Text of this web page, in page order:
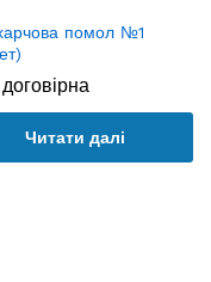
помол №1
Читати далі